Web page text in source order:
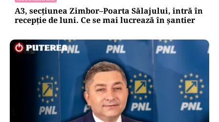
A3, secțiunea Zimbor–Poarta Sălajului, intră în
recepție de luni. Ce se mai lucrează în șantier